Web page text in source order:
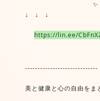
↓　↓　↓
https://lin.ee/
-----------------------------
美と健康と心の自由をま